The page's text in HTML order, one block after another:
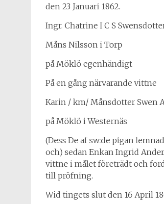
den 23 Januari 1862.
Ingr. Chatrine I C S
Måns Nilsson i Torp
på Möklö egenhändigt
På en gång närvarande vittne
Karin / km/ Månsdotter Swen
på Möklö i Westernäs
(Dess De af sw:de pigan
och) sedan Enkan Ingrid
vittne i målet företrädt och
till pröfning.
Wid tingets slut den 16 April